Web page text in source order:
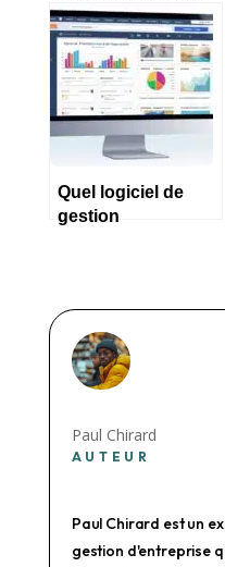
pour une micro
entreprise ?
Quel logiciel de
gestion
Paul Chirard
AUTEUR
Paul Chirard est un
gestion d'entreprise